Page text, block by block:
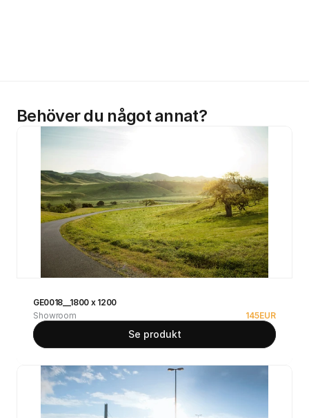
Behöver du något annat?
GE0018__1800 x 1200
Showroom
145EUR
Se produkt